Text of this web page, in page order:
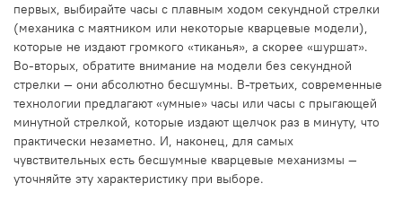
первых, выбирайте часы с плавным ходом секундной стрелки
(механика с маятником или некоторые кварцевые модели),
которые не издают громкого «тиканья», а скорее «шуршат».
Во-вторых, обратите внимание на модели без секундной
стрелки — они абсолютно бесшумны. В-третьих, современные
технологии предлагают «умные» часы или часы с прыгающей
минутной стрелкой, которые издают щелчок раз в минуту, что
практически незаметно. И, наконец, для самых
чувствительных есть бесшумные кварцевые механизмы —
уточняйте эту характеристику при выборе.